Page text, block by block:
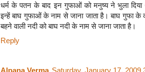
धर्म के पतन के बाद इन गुफाओं को मनुष्य ने भुला
इन्हें बाघ गुफाओं के नाम से जाना जाता है। बाघ गुफा के
बहने वाली नदी को बाघ नदी के नाम से जाना जाता है।
Reply